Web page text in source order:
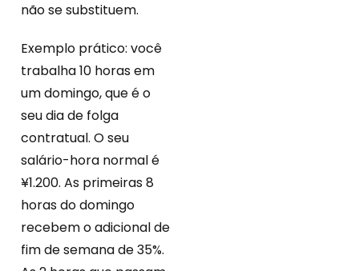
não se substituem.
Exemplo prático: você
trabalha 10 horas em
um domingo, que é o
seu dia de folga
contratual. O seu
salário-hora normal é
¥1.200. As primeiras 8
horas do domingo
recebem o adicional de
fim de semana de 35%.